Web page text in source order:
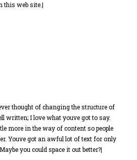
this web site.|
thought of changing the structure of
written; I love what youve got to say.
more in the way of content so people
Youve got an awful lot of text for only
you could space it out better?|